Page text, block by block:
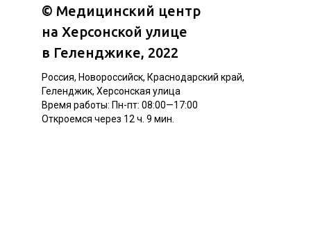
© Медицинский центр
на Херсонской улице
в Геленджике, 2022
Россия, Новороссийск, Краснодарский край,
Геленджик, Херсонская улица
Время работы: Пн-пт: 08:00—17:00
Откроемся через 12 ч. 9 мин.